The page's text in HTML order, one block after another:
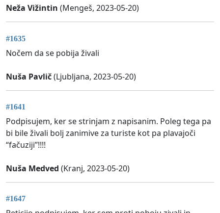
Neža Vižintin (Mengeš, 2023-05-20)
#1635
Nočem da se pobija živali
Nuša Pavlič(Ljubljana, 2023-05-20)
#1641
Podpisujem, ker se strinjam z napisanim. Poleg tega pa
bi bile živali bolj zanimive za turiste kot pa plavajoči
“fačuziji”!!!!
Nuša Medved (Kranj, 2023-05-20)
#1647